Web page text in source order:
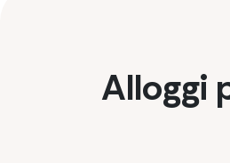
Alloggi